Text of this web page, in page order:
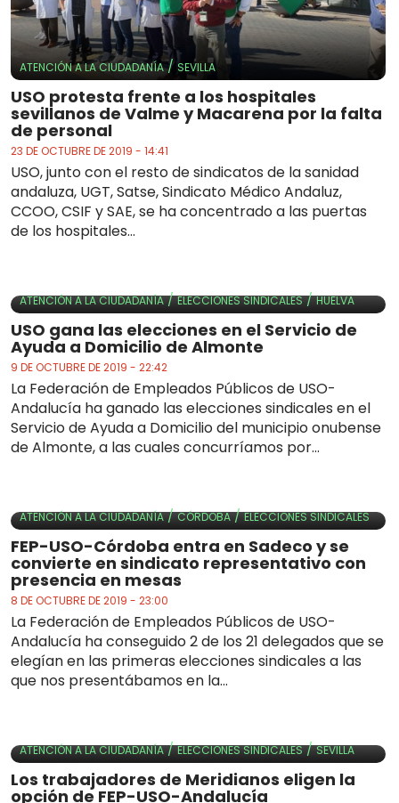
ATENCIÓN A LA CIUDADANÍA/ SEVILLA
USO protesta frente a los hospitales
sevillanos de Valme y Macarena por la falta
de personal
23 DE OCTUBRE DE 2019 - 14:41
USO, junto con el resto de sindicatos de la sanidad
andaluza, UGT, Satse, Sindicato Médico Andaluz,
CCOO, CSIF y SAE, se ha concentrado a las puertas
de los hospitales...
ATENCIÓN A LA CIUDADANÍA/ELECCIONES SINDICALES/HUELVA
USO gana las elecciones en el Servicio de
Ayuda a Domicilio de Almonte
9 DE OCTUBRE DE 2019 - 22:42
La Federación de Empleados Públicos de USO-
Andalucía ha ganado las elecciones sindicales en el
Servicio de Ayuda a Domicilio del municipio onubense
de Almonte, a las cuales concurríamos por...
ATENCIÓN A LA CIUDADANÍA/CÓRDOBA/ELECCIONES SINDICALES
FEP-USO-Córdoba entra en Sadeco y se
convierte en sindicato representativo con
presencia en mesas
8 DE OCTUBRE DE 2019 - 23:00
La Federación de Empleados Públicos de USO-
Andalucía ha conseguido 2 de los 21 delegados que se
elegían en las primeras elecciones sindicales a las
que nos presentábamos en la...
ATENCIÓN A LA CIUDADANÍA/ELECCIONES SINDICALES/SEVILLA
Los trabajadores de Meridianos eligen la
opción de FEP-USO-Andalucía